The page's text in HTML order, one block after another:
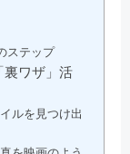
ステップ
裏ワザ」活
ルを見つけ出